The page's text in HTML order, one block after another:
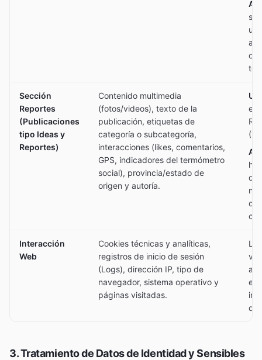
se
Sección
Reportes
(Publicaciones
tipo Ideas y
Reportes)
Contenido multimedia
(fotos/videos), texto de la
publicación, etiquetas de
categoría o subcategoría,
interacciones (likes, comentarios,
GPS, indicadores del termómetro
social), provincia/estado de
origen y autoría.
en
de
de
Interacción
Web
Cookies técnicas y analíticas,
registros de inicio de sesión
(Logs), dirección IP, tipo de
navegador, sistema operativo y
páginas visitadas.
3. Tratamiento de Datos de Identidad y Sensibles